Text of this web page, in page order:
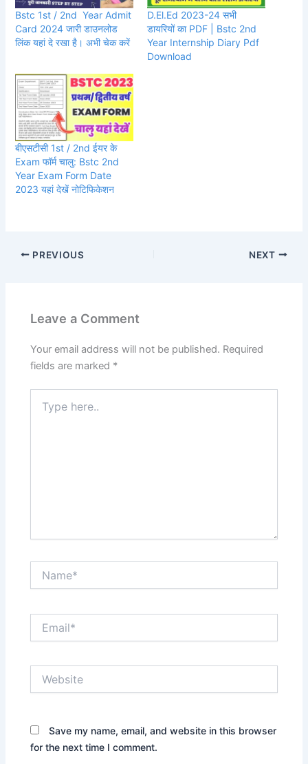
Bstc 1st / 2nd Year Admit
Card 2024 जारी डाउनलोड
लिंक यहां दे रखा है। अभी चेक करें
D.El.Ed 2023-24 सभी
डायरियों का PDF | Bstc 2nd
Year Internship Diary Pdf
Download
बीएसटीसी 1st / 2nd ईयर के
Exam फॉर्म चालु: Bstc 2nd
Year Exam Form Date
2023 यहां देखें नोटिफिकेशन
PREVIOUS NEXT
Leave a Comment
Your email address will not be published. Required
fields are marked *
here..
Save my name, email, and website in this browser
for the next time I comment.